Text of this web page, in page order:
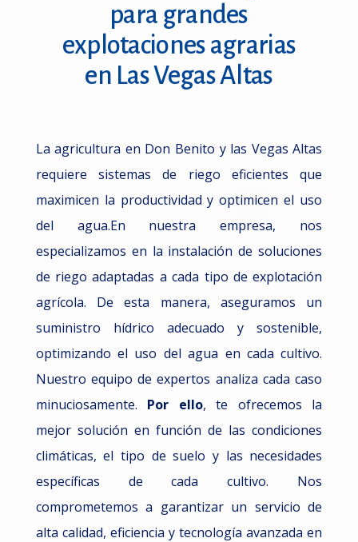
para grandes
explotaciones agrarias
en Las Vegas Altas
La agricultura en Don Benito y las Vegas Altas
requiere sistemas de riego eficientes que
maximicen la productividad y optimicen el uso
del agua.En nuestra empresa, nos
especializamos en la instalación de soluciones
de riego adaptadas a cada tipo de explotación
agrícola. De esta manera, aseguramos un
suministro hídrico adecuado y sostenible,
optimizando el uso del agua en cada cultivo.
Nuestro equipo de expertos analiza cada caso
minuciosamente. Por ello, te ofrecemos la
mejor solución en función de las condiciones
climáticas, el tipo de suelo y las necesidades
específicas de cada cultivo. Nos
comprometemos a garantizar un servicio de
alta calidad, eficiencia y tecnología avanzada en